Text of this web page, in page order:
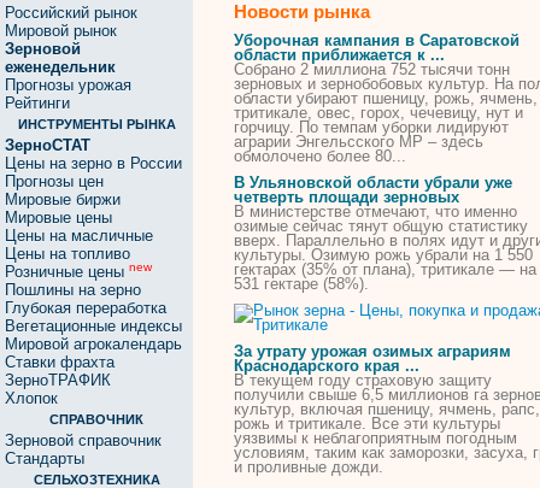
Российский рынок
Мировой рынок
Зерновой
еженедельник
Прогнозы урожая
Рейтинги
ИНСТРУМЕНТЫ РЫНКА
ЗерноСТАТ
Цены на зерно в России
Прогнозы цен
Мировые биржи
Мировые цены
Цены на масличные
Цены на топливо
Розничные цены new
Пошлины на зерно
Глубокая переработка
Вегетационные индексы
Мировой агрокалендарь
Ставки фрахта
ЗерноТРАФИК
Хлопок
СПРАВОЧНИК
Зерновой справочник
Стандарты
СЕЛЬХОЗТЕХНИКА
Новости рынка
Уборочная кампания в Саратовской
области приближается к ...
Собрано 2 миллиона 752 тысячи тонн
зерновых и зернобобовых культур. На
области убирают пшеницу, рожь, ячмень,
тритикале, овес, горох, чечевицу, нут и
горчицу. По темпам уборки лидируют
аграрии Энгельсского МР – здесь
обмолочено более 80...
В Ульяновской области убрали уже
четверть площади зерновых
В министерстве отмечают, что именно
озимые сейчас тянут общую статистику
вверх. Параллельно в полях идут и
культуры. Озимую рожь убрали на 1 550
гектарах (35% от плана),тритикале — на
531 гектаре (58%).
За утрату урожая озимых аграриям
Краснодарского края ...
В текущем году страховую защиту
получили свыше 6,5 миллионов га
культур, включая пшеницу, ячмень, рапс,
рожь и тритикале. Все эти культуры
уязвимы к неблагоприятным погодным
условиям, таким как заморозки, засуха,
и проливные дожди.